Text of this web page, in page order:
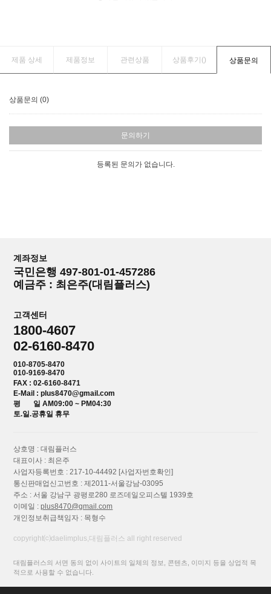
제품 상세 제품정보 관련상품 상품후기() 상품문의
상품문의 (0)
문의하기
등록된 문의가 없습니다.
계좌정보
국민은행 497-801-01-457286
예금주 : 최은주(대림플러스)
고객센터
1800-4607
02-6160-8470
010-8705-8470
010-9169-8470
FAX : 02-6160-8471
E-Mail : plus8470@gmail.com
평 일 AM09:00 ~ PM04:30
토.일.공휴일 휴무
상호명 : 대림플러스
대표이사 : 최은주
사업자등록번호 : 217-10-44492 [사업자번호확인]
통신판매업신고번호 : 제2011-서울강남-03095
주소 : 서울 강남구 광평로280 로즈데일오피스텔 1939호
이메일 :plus8470@gmail.com
개인정보취급책임자 : 목형수
copyright⒞daelimplus,대림플러스 all right reserved
대림플러스의 서면 동의 없이 사이트의 일체의 정보, 콘텐츠, 이미지 등을 상업적 목
적으로 사용할 수 없습니다.